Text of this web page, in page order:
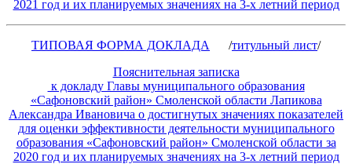
2021 год и их планируемых значениях на 3-х летний период
ТИПОВАЯ ФОРМА ДОКЛАДА /титульный лист/
Пояснительная записка
к докладу Главы муниципального образования
«Сафоновский район» Смоленской области Лапикова
Александра Ивановича о достигнутых значениях показателей
для оценки эффективности деятельности муниципального
образования «Сафоновский район» Смоленской области за
2020 год и их планируемых значениях на 3-х летний период